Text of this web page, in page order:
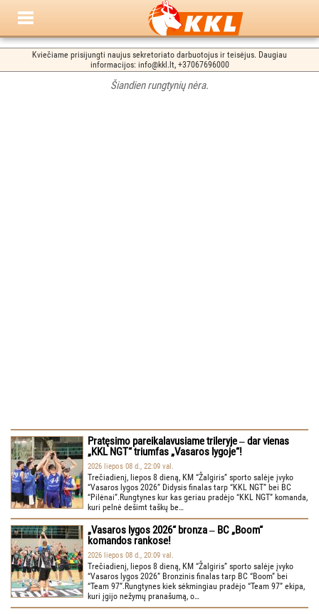
Kviečiame prisijungti naujus sekretoriato darbuotojus ir teisėjus. Daugiau
informacijos: info@kkl.lt, +37067696000
Šiandien rungtynių nėra.
Pratęsimo pareikalavusiame trileryje ‒ dar vienas
„KKL NGT“ triumfas „Vasaros lygoje“!
2026 liepos 08 d., 22:09 val.
Trečiadienį, liepos 8 dieną, KM “Žalgiris” sporto salėje įvyko
“Vasaros lygos 2026” Didysis finalas tarp “KKL NGT” bei BC
“Pilėnai”.Rungtynes kur kas geriau pradėjo “KKL NGT” komanda,
kuri pelnė dešimt taškų be…
„Vasaros lygos 2026“ bronza ‒ BC „Boom“
komandos rankose!
2026 liepos 08 d., 20:09 val.
Trečiadienį, liepos 8 dieną, KM “Žalgiris” sporto salėje įvyko
“Vasaros lygos 2026” Bronzinis finalas tarp BC “Boom” bei
“Team 97”.Rungtynes kiek sėkmingiau pradėjo “Team 97” ekipa,
kuri įgijo nežymų pranašumą, o…